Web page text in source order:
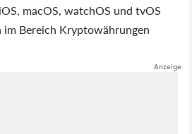
macOS, watchOS und tvOS
im Bereich Kryptowährungen